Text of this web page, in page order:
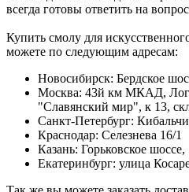
всегда готовы ответить на
Купить смолу для
можете по следующим адресам:
Новосибирск: Бердское
Москва: 43й км МКАД,
"Славянский мир", к 13,
Санкт-Петербург:
Краснодар: Селезнева 16/1
Казань: Горьковское
Екатеринбург: улица